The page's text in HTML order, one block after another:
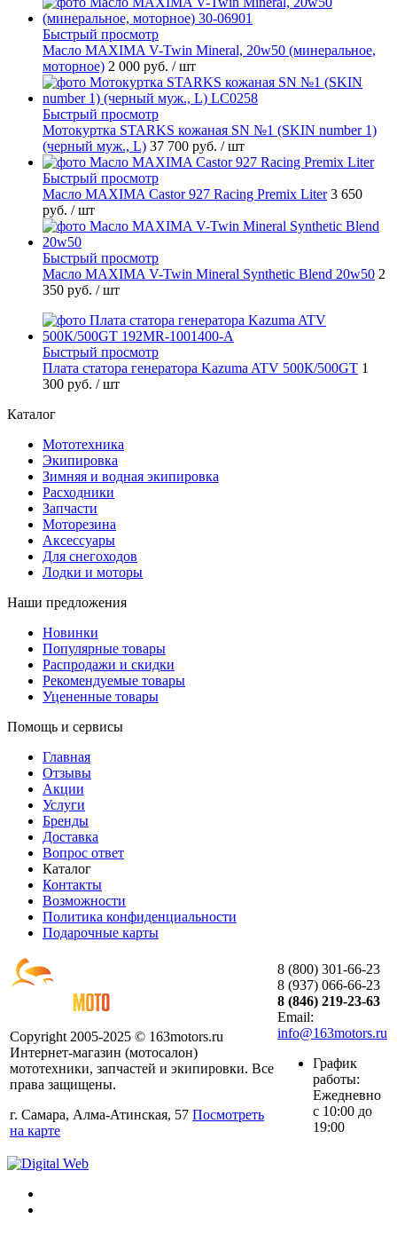
Быстрый просмотр
Масло MAXIMA V-Twin Mineral, 20w50 (минеральное,
моторное) 2 000 руб. / шт
Быстрый просмотр
Мотокуртка STARKS кожаная SN №1 (SKIN number 1)
(черный муж., L) 37 700 руб. / шт
Быстрый просмотр
Масло MAXIMA Castor 927 Racing Premix Liter 3 650
руб. / шт
Быстрый просмотр
Масло MAXIMA V-Twin Mineral Synthetic Blend 20w50 2
350 руб. / шт
Быстрый просмотр
Плата статора генератора Kazuma ATV 500К/500GT 1
300 руб. / шт
Каталог
Мототехника
Экипировка
Зимняя и водная экипировка
Расходники
Запчасти
Моторезина
Аксессуары
Для снегоходов
Лодки и моторы
Наши предложения
Новинки
Популярные товары
Распродажи и скидки
Рекомендуемые товары
Уцененные товары
Помощь и сервисы
Главная
Отзывы
Акции
Услуги
Бренды
Доставка
Вопрос ответ
Каталог
Контакты
Возможности
Политика конфиденциальности
Подарочные карты
Copyright 2005-2025 © 163motors.ru
Интернет-магазин (мотосалон)
мототехники, запчастей и экипировки. Все
права защищены.
г. Самара, Алма-Атинская, 57 Посмотреть
на карте
8 (800) 301-66-23
8 (937) 066-66-23
8 (846) 219-23-63
Email:
info@163motors.ru
График
работы:
Ежедневно
с 10:00 до
19:00